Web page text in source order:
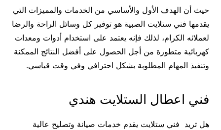
حيث أن الهدف الأول والأساسي من الخدمات والمميزات التي
يقدمها فني ستلايت الصبية هو توفير كل وسائل الراحة والرضا
لعملائه الكرام، لذلك فإنه يعتمد على استخدام أدوات ومعدات
كهربائية متطورة من أجل الحصول على أفضل النتائج الممكنة
وتنفيذ المهام المطلوبة بشكل احترافي وفي وقت قياسي.
فني اعطال الستلايت هندي
هل تريد فني ستلايت يقدم خدمات صيانة وتصليح عالية